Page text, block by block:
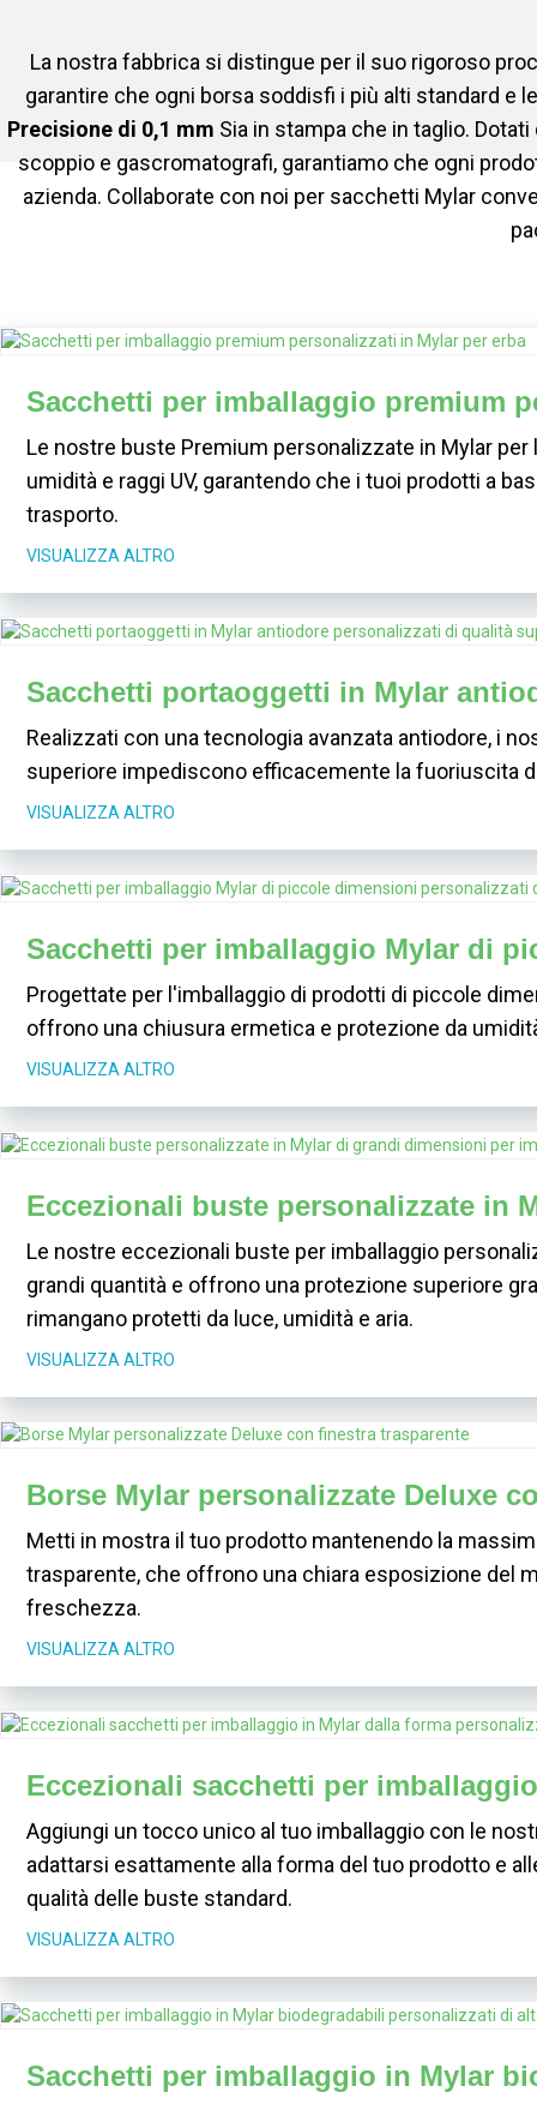
La nostra fabbrica si distingue per il suo rigoroso
garantire che ogni borsa soddisfi i più alti standard
Precisione di 0,1 mm Sia in stampa che in taglio.
scoppio e gascromatografi, garantiamo che ogni
azienda. Collaborate con noi per sacchetti Mylar
Sacchetti per imballaggio premium
Le nostre buste Premium personalizzate in Mylar
umidità e raggi UV, garantendo che i tuoi prodotti a
trasporto.
VISUALIZZA ALTRO
Sacchetti portaoggetti in Mylar
Realizzati con una tecnologia avanzata antiodore, i
superiore impediscono efficacemente la fuoriuscita
VISUALIZZA ALTRO
Sacchetti per imballaggio Mylar di
Progettate per l'imballaggio di prodotti di piccole
offrono una chiusura ermetica e protezione da
VISUALIZZA ALTRO
Eccezionali buste personalizzate in
Le nostre eccezionali buste per imballaggio
grandi quantità e offrono una protezione superiore
rimangano protetti da luce, umidità e aria.
VISUALIZZA ALTRO
Borse Mylar personalizzate Deluxe
Metti in mostra il tuo prodotto mantenendo la
trasparente, che offrono una chiara esposizione del
freschezza.
VISUALIZZA ALTRO
Eccezionali sacchetti per
Aggiungi un tocco unico al tuo imballaggio con le
adattarsi esattamente alla forma del tuo prodotto e
qualità delle buste standard.
VISUALIZZA ALTRO
Sacchetti per imballaggio in Mylar